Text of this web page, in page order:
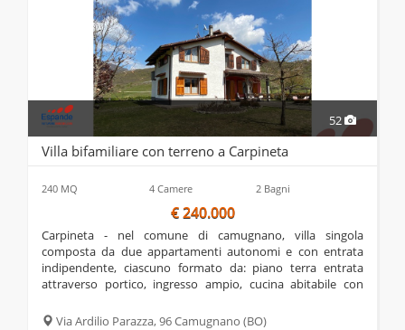
52
Villa bifamiliare con terreno a Carpineta
240 MQ 4 Camere 2 Bagni
€ 240.000
carpineta - nel comune di camugnano, villa singola
composta da due appartamenti autonomi e con entrata
indipendente, ciascuno formato da: piano terra entrata
attraverso portico, ingresso ampio, cucina abitabile con
ventilato, due camere matrimoniali, e bagno;...
Via Ardilio Parazza, 96Camugnano (BO)